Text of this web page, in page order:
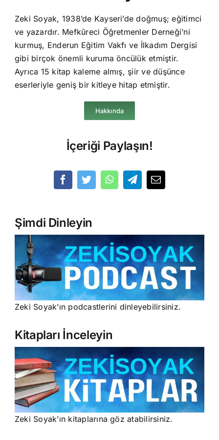
Zeki Soyak, 1938’de Kayseri’de doğmuş; eğitimci
ve yazardır. Mefkûreci Öğretmenler Derneği’ni
kurmuş, Enderun Eğitim Vakfı ve İlkadım Dergisi
gibi birçok önemli kuruma öncülük etmiştir.
Ayrıca 15 kitap kaleme almış, şiir ve düşünce
eserleriyle geniş bir kitleye hitap etmiştir.
Hakkında
İçeriği Paylaşın!
Şimdi Dinleyin
Zeki Soyak’ın podcastlerini dinleyebilirsiniz.
Kitapları İnceleyin
Zeki Soyak’ın kitaplarına göz atabilirsiniz.